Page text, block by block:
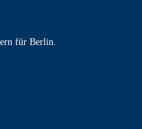
für Berlin.